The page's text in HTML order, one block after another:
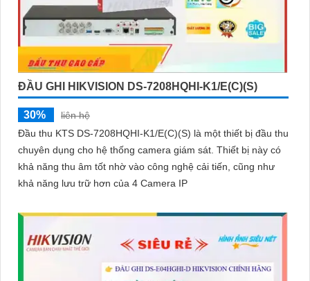
ĐẦU GHI HIKVISION DS-7208HQHI-K1/E(C)(S)
30%
liên hệ
Đầu thu KTS DS-7208HQHI-K1/E(C)(S) là một thiết bị đầu thu
chuyên dụng cho hệ thống camera giám sát. Thiết bị này có
khả năng thu âm tốt nhờ vào công nghệ cải tiến, cũng như
khả năng lưu trữ hơn của 4 Camera IP